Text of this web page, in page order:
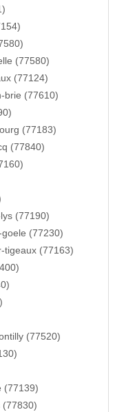
(77580)
(77124)
brie (77610)
(77183)
(77840)
(77190)
(77230)
tigeaux (77163)
(77520)
(77139)
(77830)